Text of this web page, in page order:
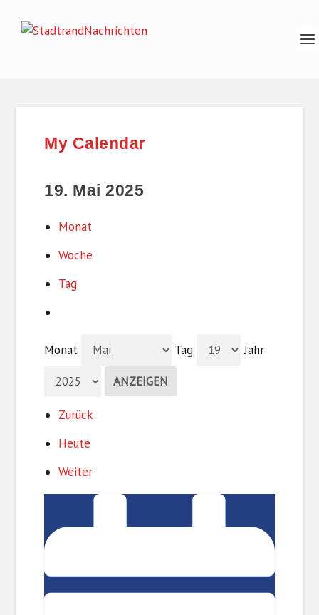
My Calendar
19. Mai 2025
Monat
Woche
Tag
Monat Tag Jahr
Zurück
Heute
Weiter
Diskussion
Networking:
Innovation
-